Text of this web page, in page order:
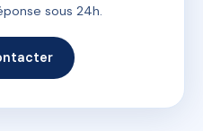
sous 24h.